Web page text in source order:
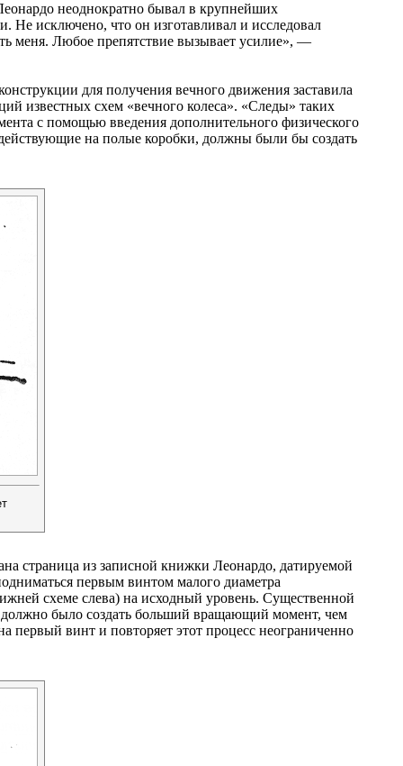
неоднократно бывал в крупнейших
Не исключено, что он изготавливал и исследовал
меня. Любое препятствие вызывает усилие», —
для получения вечного движения заставила
известных схем «вечного колеса». «Следы» таких
с помощью введения дополнительного физического
на полые коробки, должны были бы создать
страница из записной книжки Леонардо, датируемой
первым винтом малого диаметра
схеме слева) на исходный уровень. Существенной
должно было создать больший вращающий момент, чем
винт и повторяет этот процесс неограниченно